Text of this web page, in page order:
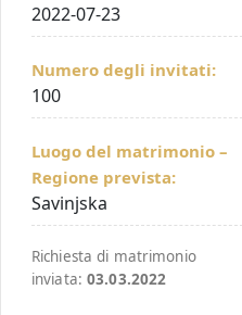
2022-07-23
Numero degli invitati:
100
Luogo del matrimonio –
Regione prevista:
Savinjska
Richiesta di matrimonio
inviata:03.03.2022